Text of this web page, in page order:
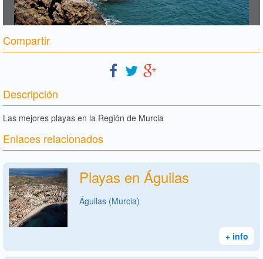
Compartir
Descripción
Las mejores playas en la Región de Murcia
Enlaces relacionados
Playas en Águilas
Águilas (Murcia)
+ info